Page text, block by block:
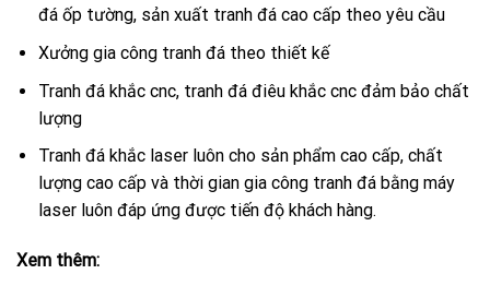
đá ốp tường, sản xuất tranh đá cao cấp theo yêu cầu
Xưởng gia công tranh đá theo thiết kế
Tranh đá khắc cnc, tranh đá điêu khắc cnc đảm bảo chất
lượng
Tranh đá khắc laser luôn cho sản phẩm cao cấp, chất
lượng cao cấp và thời gian gia công tranh đá bằng máy
laser luôn đáp ứng được tiến độ khách hàng.
Xem thêm: